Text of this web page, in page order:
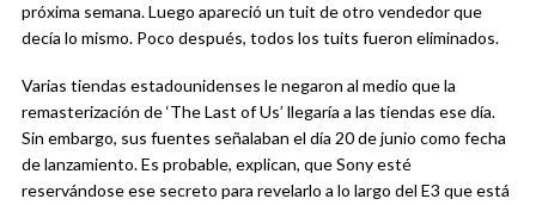
próxima semana. Luego apareció un tuit de otro vendedor que
decía lo mismo. Poco después, todos los tuits fueron eliminados.
Varias tiendas estadounidenses le negaron al medio que la
remasterización de ‘The Last of Us’ llegaría a las tiendas ese día.
Sin embargo, sus fuentes señalaban el día 20 de junio como fecha
de lanzamiento. Es probable, explican, que Sony esté
reservándose ese secreto para revelarlo a lo largo del E3 que está